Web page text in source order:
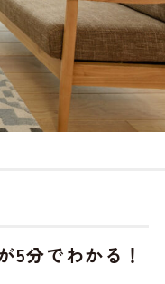
5分でわかる！